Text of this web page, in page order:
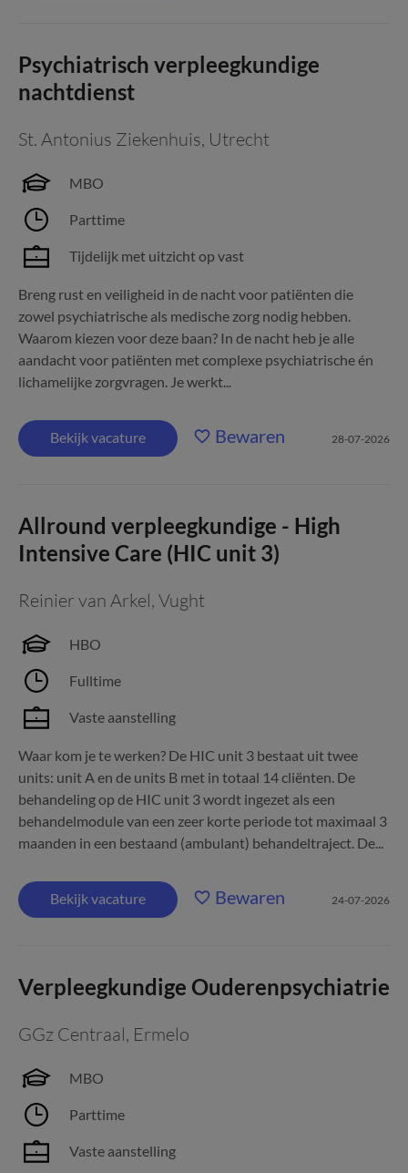
Psychiatrisch verpleegkundige
nachtdienst
St. Antonius Ziekenhuis, Utrecht
MBO
Parttime
Tijdelijk met uitzicht op vast
Breng rust en veiligheid in de nacht voor patiënten die
zowel psychiatrische als medische zorg nodig hebben.
Waarom kiezen voor deze baan? In de nacht heb je alle
aandacht voor patiënten met complexe psychiatrische én
lichamelijke zorgvragen. Je werkt...
Bekijk vacature Bewaren 28-07-2026
Allround verpleegkundige - High
Intensive Care (HIC unit 3)
Reinier van Arkel, Vught
HBO
Fulltime
Vaste aanstelling
Waar kom je te werken? De HIC unit 3 bestaat uit twee
units: unit A en de units B met in totaal 14 cliënten. De
behandeling op de HIC unit 3 wordt ingezet als een
behandelmodule van een zeer korte periode tot maximaal 3
maanden in een bestaand (ambulant) behandeltraject. De...
Bekijk vacature Bewaren 24-07-2026
Verpleegkundige Ouderenpsychiatrie
GGz Centraal, Ermelo
MBO
Parttime
Vaste aanstelling